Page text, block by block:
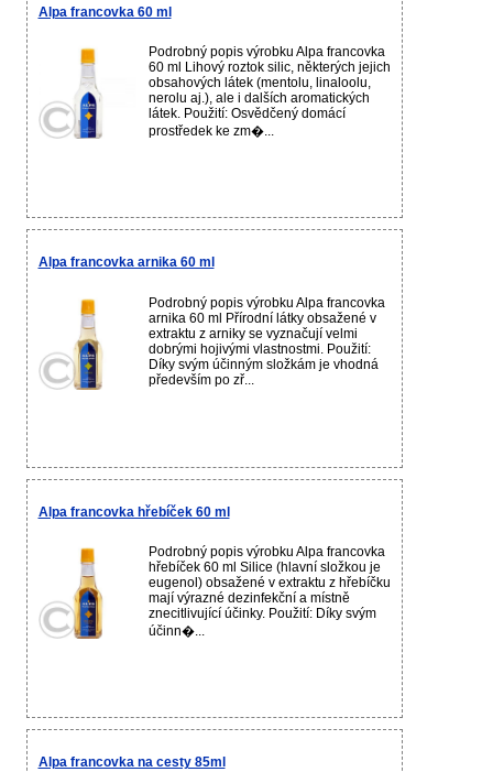
Alpa francovka 60 ml
Podrobný popis výrobku Alpa francovka
60 ml Lihový roztok silic, některých jejich
obsahových látek (mentolu, linaloolu,
nerolu aj.), ale i dalších aromatických
látek. Použití: Osvědčený domácí
prostředek ke zm�...
Alpa francovka arnika 60 ml
Podrobný popis výrobku Alpa francovka
arnika 60 ml Přírodní látky obsažené v
extraktu z arniky se vyznačují velmi
dobrými hojivými vlastnostmi. Použití:
Díky svým účinným složkám je vhodná
především po zř...
Alpa francovka hřebíček 60 ml
Podrobný popis výrobku Alpa francovka
hřebíček 60 ml Silice (hlavní složkou je
eugenol) obsažené v extraktu z hřebíčku
mají výrazné dezinfekční a místně
znecitlivující účinky. Použití: Díky svým
účinn�...
Alpa francovka na cesty 85ml